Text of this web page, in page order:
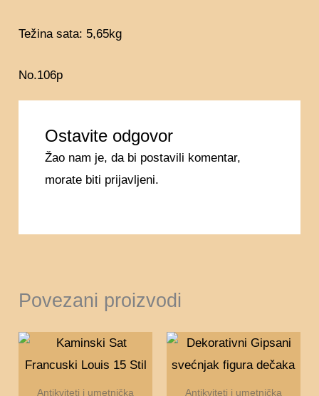
Težina sata: 5,65kg
No.106p
Ostavite odgovor
Žao nam je, da bi postavili komentar,
morate biti prijavljeni.
Povezani proizvodi
Antikviteti i umetnička
Antikviteti i umetnička